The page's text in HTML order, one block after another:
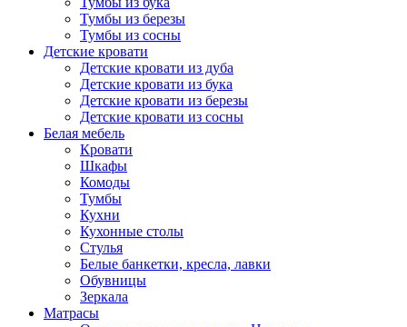
Тумбы из березы
Тумбы из сосны
Детские кровати
Детские кровати из дуба
Детские кровати из бука
Детские кровати из березы
Детские кровати из сосны
Белая мебель
Кровати
Шкафы
Комоды
Тумбы
Кухни
Кухонные столы
Стулья
Белые банкетки, кресла, лавки
Обувницы
Зеркала
Матрасы